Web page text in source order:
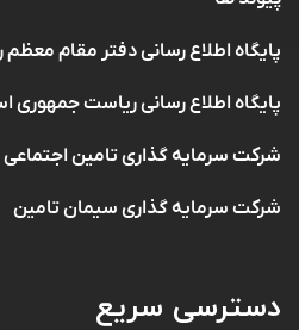
پایگاه اطلاع رسانی دفتر مقام
پایگاه اطلاع رسانی ریاست جمهوری
شرکت سرمایه گذاری تامین اجتماعی
شرکت سرمایه گذاری سیمان تامین
دسترسی سریع